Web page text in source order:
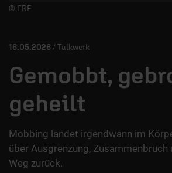
PODCASTS
Player starten/anhalten
© ERF
16.05.2026 / Talkwerk
Gemobbt,
geheilt
Mobbing landet irgendwann im
über Ausgrenzung, Zusammenbruch
Weg zurück.